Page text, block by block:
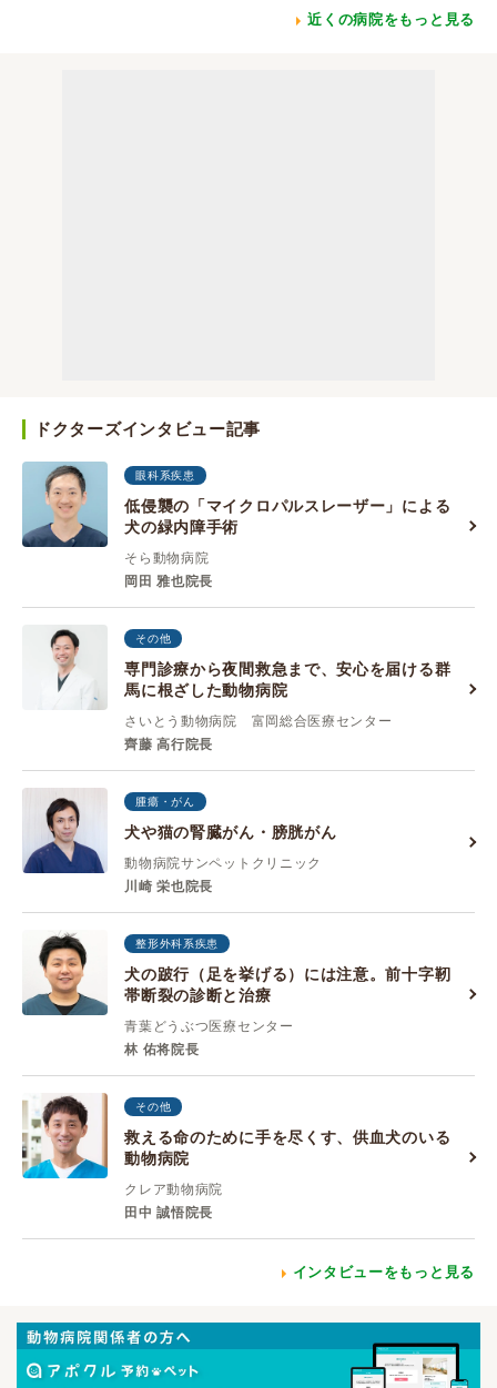
近くの病院をもっと見る
ドクターズインタビュー記事
眼科系疾患
低侵襲の「マイクロパルスレーザー」による
犬の緑内障手術
そら動物病院
岡田 雅也院長
その他
専門診療から夜間救急まで、安心を届ける群
馬に根ざした動物病院
さいとう動物病院 富岡総合医療センター
齊藤 高行院長
腫瘍・がん
犬や猫の腎臓がん・膀胱がん
動物病院サンペットクリニック
川崎 栄也院長
整形外科系疾患
犬の跛行（足を挙げる）には注意。前十字靭
帯断裂の診断と治療
青葉どうぶつ医療センター
林 佑将院長
その他
救える命のために手を尽くす、供血犬のいる
動物病院
クレア動物病院
田中 誠悟院長
インタビューをもっと見る